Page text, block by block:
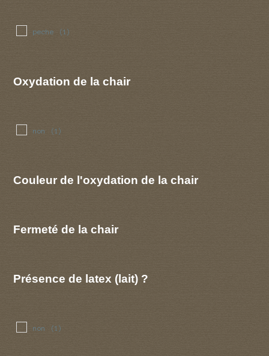
peche (1)
Oxydation de la chair
non (1)
Couleur de l'oxydation de la chair
Fermeté de la chair
Présence de latex (lait) ?
non (1)